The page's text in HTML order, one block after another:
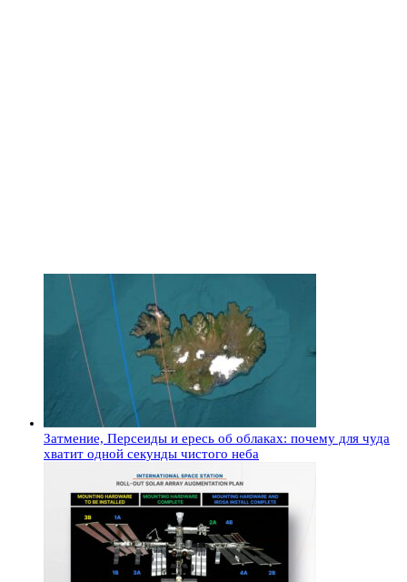
Затмение, Персеиды и ересь об облаках: почему для чуда
хватит одной секунды чистого неба